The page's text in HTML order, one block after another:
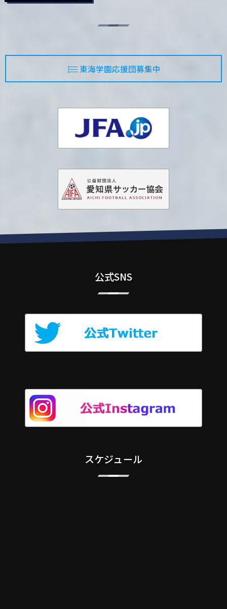
東海学園応援団募集中
公式SNS
スケジュール